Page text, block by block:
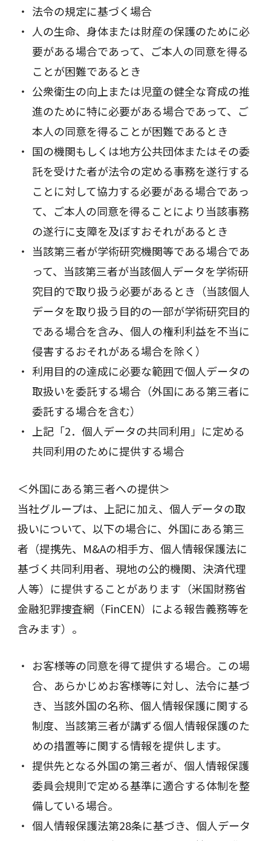
法令の規定に基づく場合
人の生命、身体または財産の保護のために必
要がある場合であって、ご本人の同意を得る
ことが困難であるとき
公衆衛生の向上または児童の健全な育成の推
進のために特に必要がある場合であって、ご
本人の同意を得ることが困難であるとき
国の機関もしくは地方公共団体またはその委
託を受けた者が法令の定める事務を遂行する
ことに対して協力する必要がある場合であっ
て、ご本人の同意を得ることにより当該事務
の遂行に支障を及ぼすおそれがあるとき
当該第三者が学術研究機関等である場合であ
って、当該第三者が当該個人データを学術研
究目的で取り扱う必要があるとき（当該個人
データを取り扱う目的の一部が学術研究目的
である場合を含み、個人の権利利益を不当に
侵害するおそれがある場合を除く）
利用目的の達成に必要な範囲で個人データの
取扱いを委託する場合（外国にある第三者に
委託する場合を含む）
上記「2．個人データの共同利用」に定める
共同利用のために提供する場合
＜外国にある第三者への提供＞
当社グループは、上記に加え、個人データの取
扱いについて、以下の場合に、外国にある第三
者（提携先、M&Aの相手方、個人情報保護法に
基づく共同利用者、現地の公的機関、決済代理
人等）に提供することがあります（米国財務省
金融犯罪捜査網（FinCEN）による報告義務等を
含みます）。
お客様等の同意を得て提供する場合。この場
合、あらかじめお客様等に対し、法令に基づ
き、当該外国の名称、個人情報保護に関する
制度、当該第三者が講ずる個人情報保護のた
めの措置等に関する情報を提供します。
提供先となる外国の第三者が、個人情報保護
委員会規則で定める基準に適合する体制を整
備している場合。
個人情報保護法第28条に基づき、個人データ